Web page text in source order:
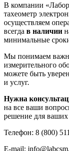
В компании
тахеометр
осуществляем
всегда в наличии
минимальные
Мы понимаем
измерительного
можете быть
и услуг.
Нужна
на все ваши
решение для ваших
Телефон: 8 (800)
E-mail: